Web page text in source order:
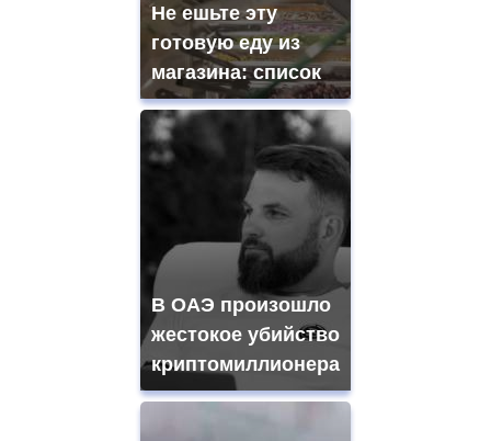
Не ешьте эту
готовую еду из
магазина: список
В ОАЭ произошло
жестокое убийство
криптомиллионера